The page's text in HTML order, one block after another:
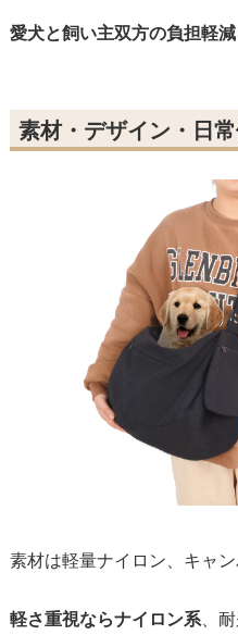
愛犬と飼い主双方の負担軽減
素材・デザイン・日
素材は軽量ナイロン、キャ
軽さ重視ならナイロン系、